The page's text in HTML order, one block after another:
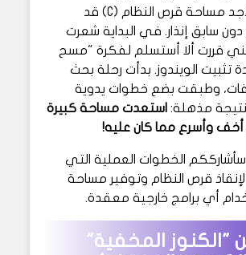
استيقظت يوماً لأجد مساحة قرص النظام (C) قد
دون سابق إنذار. في البداية شعرت
قررت ألا أستسلم لفكرة "مسح
تثبيت الويندوز. بدأت رحلة بحث
وطبقت بضع خطوات يدوية
مذهلة: استعدت مساحة كبيرة
أخف وأسرع مما كان عليه!
الخطوات العملية التي
قرص النظام وتوفير مساحة
أي برامج خارجية معقدة.
"الكنوز المخفية"